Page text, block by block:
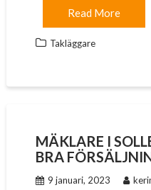
Read More
Takläggare
MÄKLARE I
BRA
9 januari, 2023